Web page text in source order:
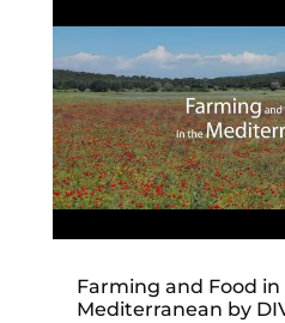
Farming and Food in
Mediterranean by